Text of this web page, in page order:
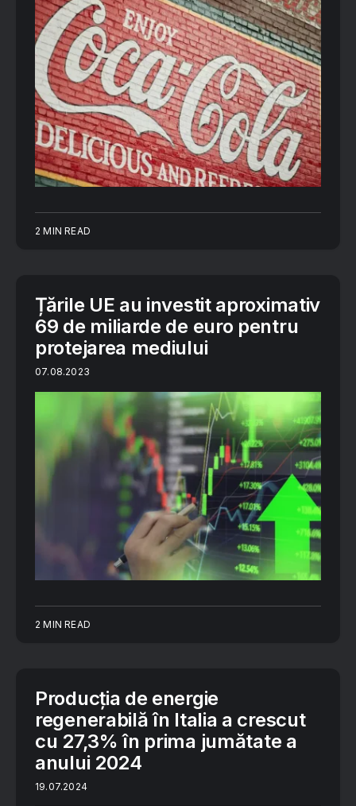
2 MIN READ
Țările UE au investit aproximativ
69 de miliarde de euro pentru
protejarea mediului
07.08.2023
2 MIN READ
Producția de energie
regenerabilă în Italia a crescut
cu 27,3% în prima jumătate a
anului 2024
19.07.2024